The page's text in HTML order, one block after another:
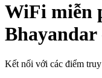
WiFi miễn
Bhayandar
Kết nối với các điểm